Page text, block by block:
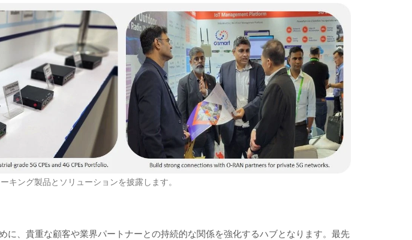
キング製品とソリューションを披露します。
、貴重な顧客や業界パートナーとの持続的な関係を強化するハブとなります。最先